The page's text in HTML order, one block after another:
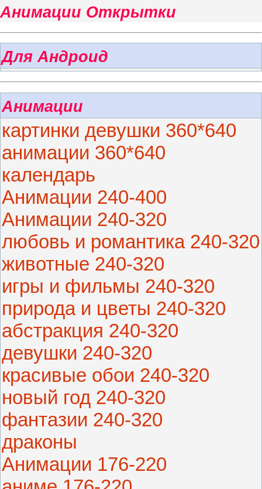
Анимации Открытки
Для Андроид
Анимации
картинки девушки 360*640
анимации 360*640
календарь
Анимации 240-400
Анимации 240-320
любовь и романтика 240-320
животные 240-320
игры и фильмы 240-320
природа и цветы 240-320
абстракция 240-320
девушки 240-320
красивые обои 240-320
новый год 240-320
фантазии 240-320
драконы
Анимации 176-220